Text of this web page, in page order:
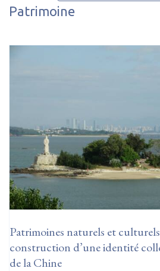
Patrimoine
Patrimoines naturels et
construction d’une identité
de la Chine